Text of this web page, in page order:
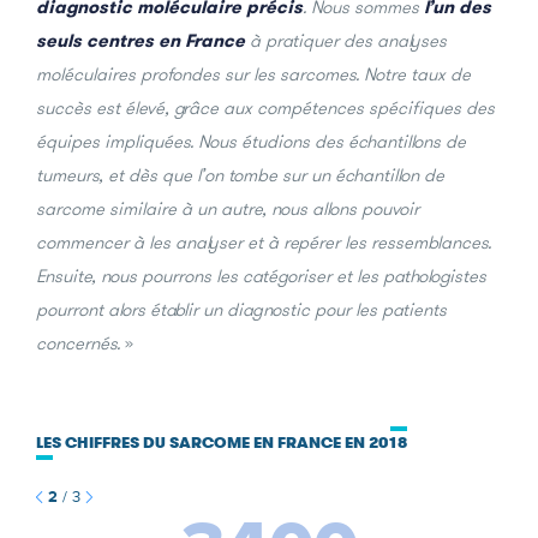
diagnostic moléculaire précis. Nous sommes l’un des
seuls centres en Franceà pratiquer des analyses
moléculaires profondes sur les sarcomes. Notre taux de
succès est élevé, grâce aux compétences spécifiques des
équipes impliquées. Nous étudions des échantillons de
tumeurs, et dès que l’on tombe sur un échantillon de
sarcome similaire à un autre, nous allons pouvoir
commencer à les analyser et à repérer les ressemblances.
Ensuite, nous pourrons les catégoriser et les pathologistes
pourront alors établir un diagnostic pour les patients
concernés. »
LES CHIFFRES DU SARCOME EN FRANCE EN 2018
2 / 3